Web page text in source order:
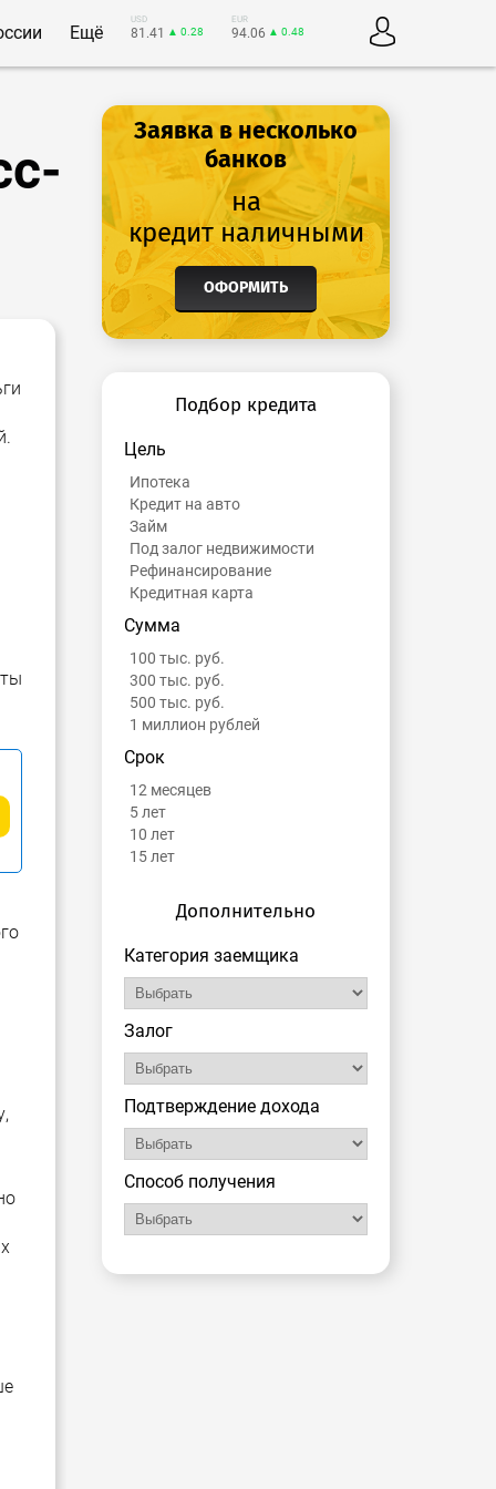
Ещё
USD
81.41 ▲ 0.28
EUR
94.06 ▲ 0.48
Заявка в несколько
банков
на
кредит наличными
ОФОРМИТЬ
Подбор кредита
Цель
Ипотека
Кредит на авто
Займ
Под залог недвижимости
Рефинансирование
Кредитная карта
Сумма
100 тыс. руб.
300 тыс. руб.
500 тыс. руб.
1 миллион рублей
Срок
12 месяцев
5 лет
10 лет
15 лет
Дополнительно
Категория заемщика
Залог
Подтверждение дохода
Способ получения